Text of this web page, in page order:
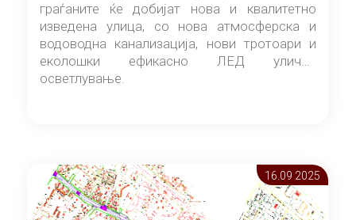
граѓаните ќе добијат нова и квалитетно
изведена улица, со нова атмосферска и
водоводна канализација, нови тротоари и
еколошки ефикасно ЛЕД улично
осветлување.
16.09 2025